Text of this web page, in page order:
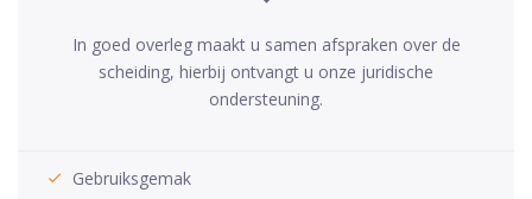
In goed overleg maakt u samen afspraken over de
scheiding, hierbij ontvangt u onze juridische
ondersteuning.
Gebruiksgemak